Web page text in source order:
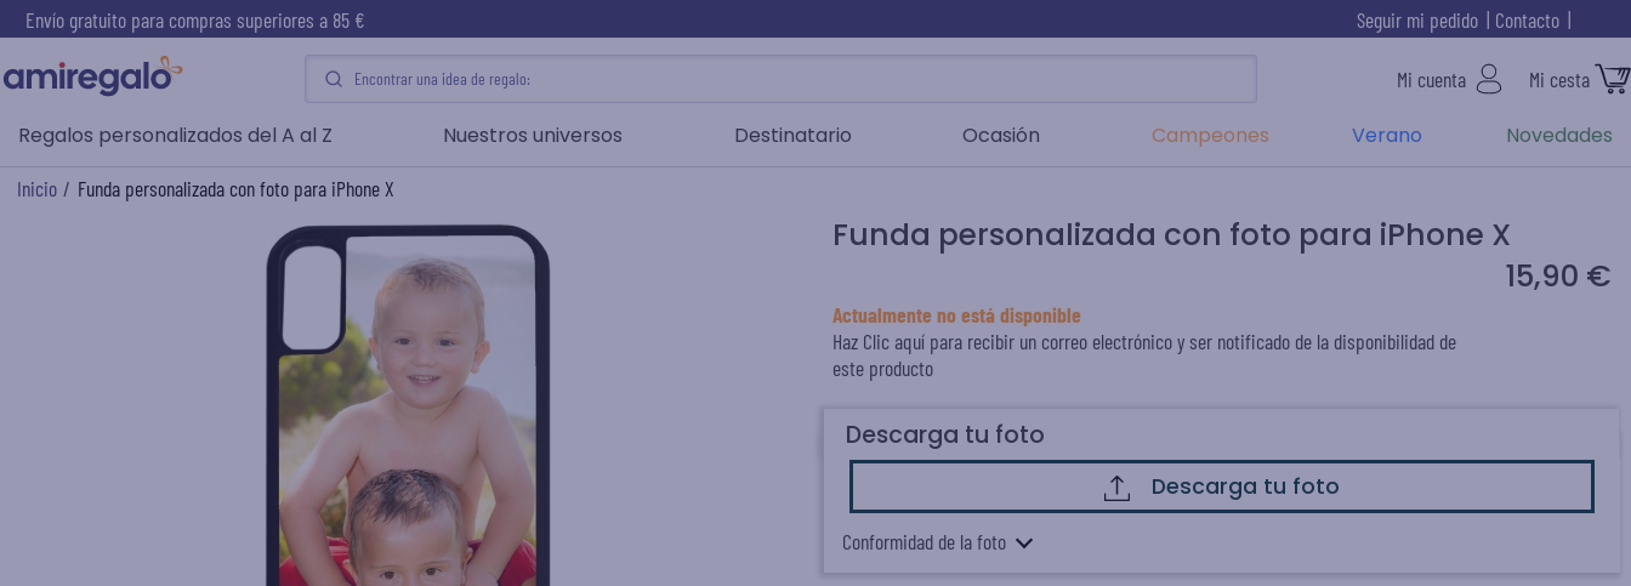
Envío gratuito para compras superiores a 85 € Contacto
Seguir mi pedido
Mi cuenta Mi cesta
Regalos personalizados del A al Z Nuestros universos Destinatario Ocasión Campeones Verano Novedades
Inicio / Funda personalizada con foto para iPhone X
Funda personalizada con foto para iPhone X
15,90 €
Actualmente no está disponible
Haz Clic aquí para recibir un correo electrónico y ser notificado de la disponibilidad de
este producto
Descarga tu foto
Descarga tu foto
Conformidad de la foto